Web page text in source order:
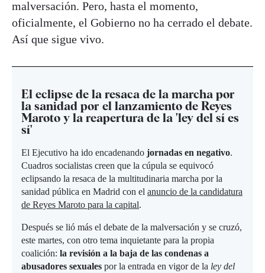
malversación. Pero, hasta el momento,
oficialmente, el Gobierno no ha cerrado el debate.
Así que sigue vivo.
El eclipse de la resaca de la marcha por
la sanidad por el lanzamiento de Reyes
Maroto y la reapertura de la 'ley del sí es
sí'
El Ejecutivo ha ido encadenando jornadas en negativo.
Cuadros socialistas creen que la cúpula se equivocó
eclipsando la resaca de la multitudinaria marcha por la
sanidad pública en Madrid con el anuncio de la candidatura
de Reyes Maroto para la capital.
Después se lió más el debate de la malversación y se cruzó,
este martes, con otro tema inquietante para la propia
coalición: la revisión a la baja de las condenas a
abusadores sexuales por la entrada en vigor de la ley del